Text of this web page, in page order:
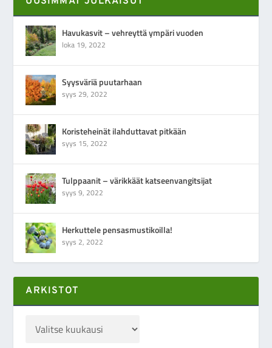
Havukasvit – vehreyttä ympäri vuoden
loka 19, 2022
Syysväriä puutarhaan
syys 29, 2022
Koristeheinät ilahduttavat pitkään
syys 15, 2022
Tulppaanit – värikkäät katseenvangitsijat
syys 9, 2022
Herkuttele pensasmustikoilla!
syys 2, 2022
ARKISTOT